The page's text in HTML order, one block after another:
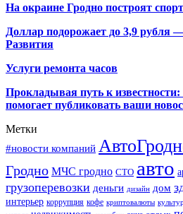
На окраине Гродно построят
Доллар подорожает до 3,9 рубля
Развития
Услуги ремонта часов
Прокладывая путь к
помогает публиковать ваши
Метки
#новости компаний
Гродно МЧС гродно СТО авто
грузоперевозки деньги дизайн дом
интерьер коррупция кофе криптовалюты